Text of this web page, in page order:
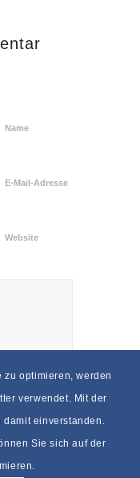
Name
E-Mail-Adresse
Website
zu optimieren, werden
verwendet. Mit der
damit einverstanden.
Sie sich auf der